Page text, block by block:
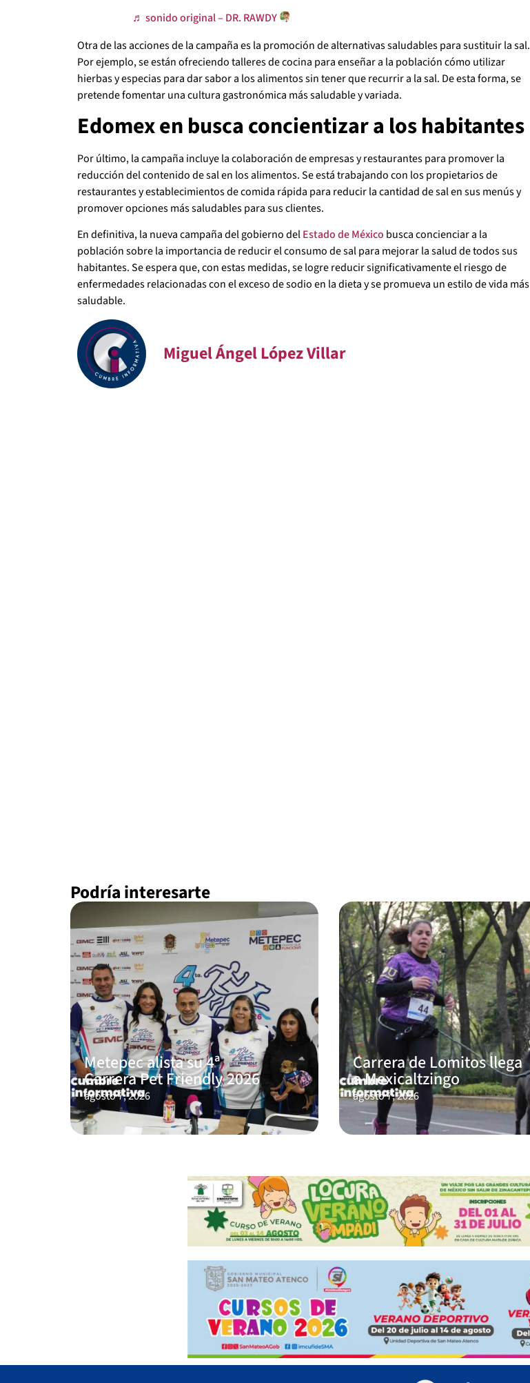
♬ sonido original – DR. RAWDY
Otra de las acciones de la campaña es la promoción de alternativas saludables para sustituir la sal.
Por ejemplo, se están ofreciendo talleres de cocina para enseñar a la población cómo utilizar
hierbas y especias para dar sabor a los alimentos sin tener que recurrir a la sal. De esta forma, se
pretende fomentar una cultura gastronómica más saludable y variada.
Edomex en busca concientizar a los habitantes
Por último, la campaña incluye la colaboración de empresas y restaurantes para promover la
reducción del contenido de sal en los alimentos. Se está trabajando con los propietarios de
restaurantes y establecimientos de comida rápida para reducir la cantidad de sal en sus menús y
promover opciones más saludables para sus clientes.
En definitiva, la nueva campaña del gobierno delEstado de México busca concienciar a la
población sobre la importancia de reducir el consumo de sal para mejorar la salud de todos sus
habitantes. Se espera que, con estas medidas, se logre reducir significativamente el riesgo de
enfermedades relacionadas con el exceso de sodio en la dieta y se promueva un estilo de vida más
saludable.
Miguel Ángel López Villar
Podría interesarte
Metepec alista su 4ª
Carrera Pet Friendly 2026
agosto 7, 2026
Carrera de Lomitos llega
a Mexicaltzingo
agosto 7, 2026